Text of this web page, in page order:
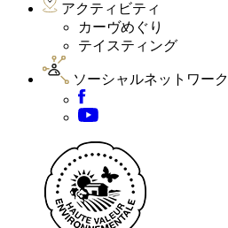
アクティビティ
カーヴめぐり
テイスティング
ソーシャルネットワーク